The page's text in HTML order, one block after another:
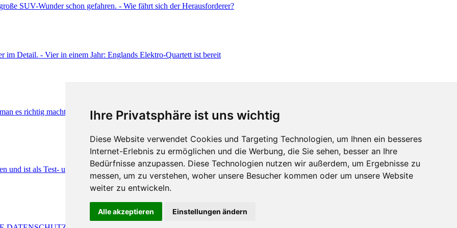
Ihre Privatsphäre ist uns wichtig
Diese Website verwendet Cookies und Targeting Technologien, um Ihnen ein besseres
Internet-Erlebnis zu ermöglichen und die Werbung, die Sie sehen, besser an Ihre
Bedürfnisse anzupassen. Diese Technologien nutzen wir außerdem, um Ergebnisse zu
messen, um zu verstehen, woher unsere Besucher kommen oder um unsere Website
weiter zu entwickeln.
Alle akzeptieren
Einstellungen ändern